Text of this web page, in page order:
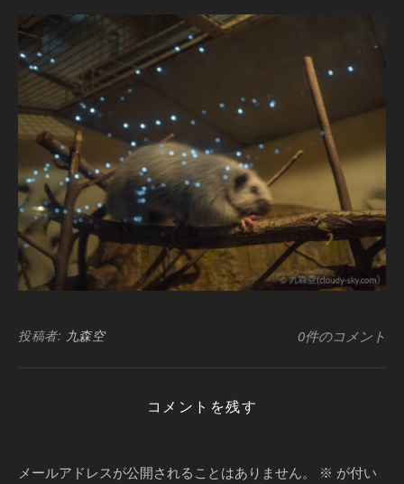
投稿者: 九森空 0件のコメント
コメントを残す
メールアドレスが公開されることはありません。 ※ が付い